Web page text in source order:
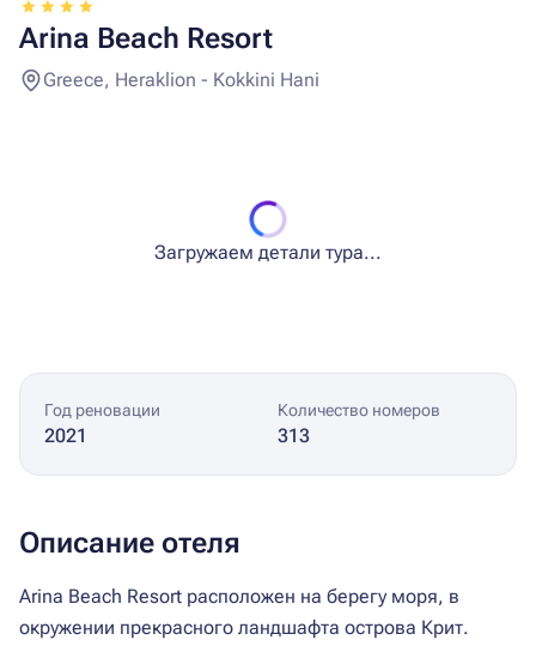
Arina Beach Resort
Greece, Heraklion - Kokkini Hani
Загружаем детали тура...
Год реновации
2021
Количество номеров
313
Описание отеля
Arina Beach Resort расположен на берегу моря, в
окружении прекрасного ландшафта острова Крит.